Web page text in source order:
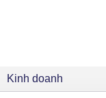
Kinh doanh